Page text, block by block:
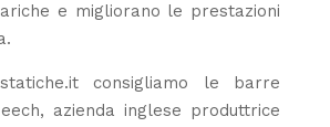
e migliorano le prestazioni
consigliamo le barre
azienda inglese produttrice